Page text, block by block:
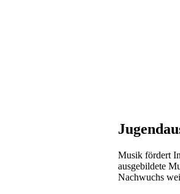
Musik fördert
ausgebildete
Nachwuchs